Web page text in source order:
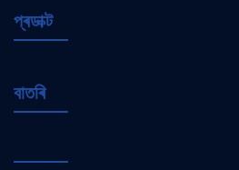
প্ৰডাক্ট
বাতৰি